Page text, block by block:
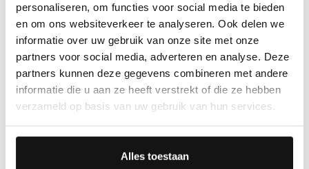
personaliseren, om functies voor social media te bieden
en om ons websiteverkeer te analyseren. Ook delen we
informatie over uw gebruik van onze site met onze
partners voor social media, adverteren en analyse. Deze
partners kunnen deze gegevens combineren met andere
informatie die u aan ze heeft verstrekt of die ze hebben
verzameld op basis van uw gebruik van hun services.
Alles toestaan